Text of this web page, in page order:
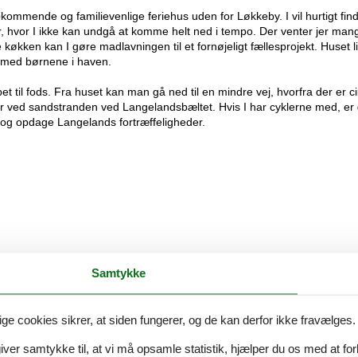
og familievenlige feriehus uden for Løkkeby. I vil hurtigt
I ikke kan undgå at komme helt ned i tempo. Der venter jer
kan I gøre madlavningen til et fornøjeligt fællesprojekt. Huset
børnene i haven.
til fods. Fra huset kan man gå ned til en mindre vej, hvorfra der er
sandstranden ved Langelandsbæltet. Hvis I har cyklerne med,
opdage Langelands fortræffeligheder.
Samtykke
cookies sikrer, at siden fungerer, og de kan derfor ikke fravælges.
samtykke til, at vi må opsamle statistik, hjælper du os med at